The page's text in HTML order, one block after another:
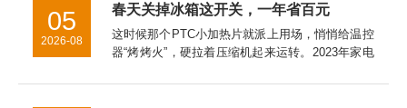
春天关掉冰箱这开关，一年省百元
这时候那个PTC小加热片就派上用场，悄悄给温控
器“烤烤火”，硬拉着压缩机起来运转。2023年家电
白白多跑100度电。冷冻室的温度万一回升到了零
05
2026-08